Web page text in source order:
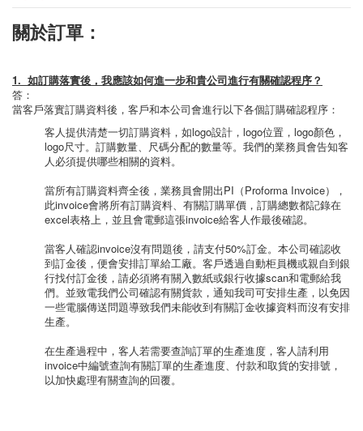
關於訂單：
1. 如訂購落實後，我應該如何進一步和貴公司進行有關確認程序？
答：
當客戶落實訂購資料後，客戶和本公司會進行以下各個訂購確認程序：
客人提供清楚一切訂購資料，如logo設計，logo位置，logo顏色，
logo尺寸。訂購數量、尺碼分配的數量等。我們的業務員會告知客
人必須提供哪些相關的資料。
當所有訂購資料齊全後，業務員會開出PI（Proforma Invoice），
此invoice會將所有訂購資料、有關訂購單價，訂購總數都記錄在
excel表格上，並且會電郵這張invoice給客人作最後確認。
當客人確認invoice沒有問題後，請支付50%訂金。本公司確認收
到訂金後，便會安排訂單給工廠。客戶透過自動柜員機或親自到銀
行找付訂金後，請必須將有關入數紙或銀行收據scan和電郵給我
們。並致電我們公司確認有關貨款，通知我司可安排生產，以免因
一些電腦傳送問題導致我們未能收到有關訂金收據資料而沒有安排
生產。
在生產過程中，客人若需要查詢訂單的生產進度，客人請利用
invoice中編號查詢有關訂單的生產進度、付款和取貨的安排號，
以加快處理有關查詢的回覆。